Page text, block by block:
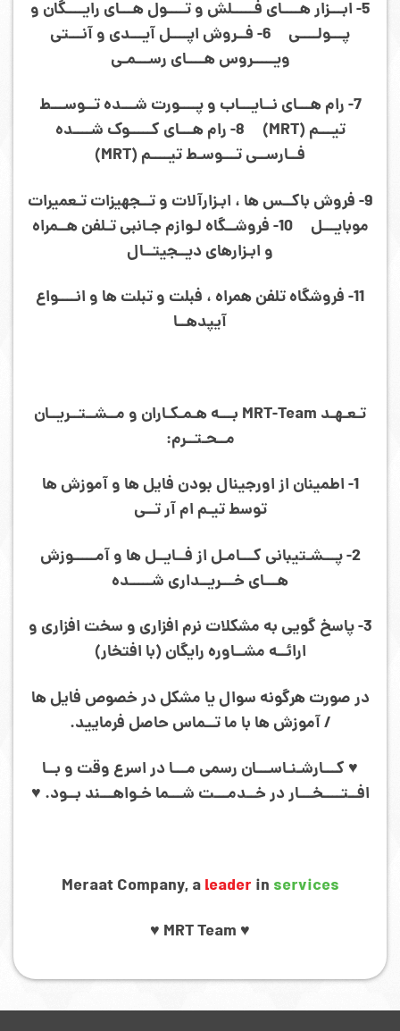
5- ابـــزار هــــای فـــــلش و تــــول هـــای رایــــگان و
پـــولــــی 6- فــروش اپــــل آیـــدی و آنـــتی
ویـــــروس هــــای رســـمـی
7- رام هـــای نــایـــاب و پــــورت شـــده تــوســـط
تیـــم (MRT) 8- رام هـــای کـــــوک شــــده
فــارســی تـــوسـط تیــــم (MRT)
9- فروش باکــس ها ، ابـزارآلات و تــجهیزات تـعمیرات
موبایـــل 10- فروشــگاه لـوازم جـانبی تـلفن هــمراه
و ابـزارهای دیــجیتــال
11- فروشگاه تلفن همراه ، فبلت و تبلت ها و انــــواع
آیپدهــا
تـعـهـد MRT-Team بـــه هـمـکـاران و مــشــتــریــان
مــحـتــرم:
1- اطمینان از اورجینال بودن فایل ها و آموزش ها
توسط تیـم ام آر تــی
2- پـــشـتیبانی کـــامـل از فــایــل ها و آمـــــوزش
هـــای خـــریــداری شـــــده
3- پاسخ گویی به مشکلات نرم افزاری و سخت افزاری و
ارائــه مشــاوره رایگان (با افتخار)
در صورت هرگونه سوال یا مشکل در خصوص فایل ها
/ آموزش ها با ما تــماس حاصل فرمایید.
♥ کـــارشـنـاســـان رسمی مـــا در اسرع وقت و بــا
افــتــــخـــار در خــدمـــت شـــما خـواهـــند بــود. ♥
Meraat Company, aleaderin services
♥ MRT Team ♥